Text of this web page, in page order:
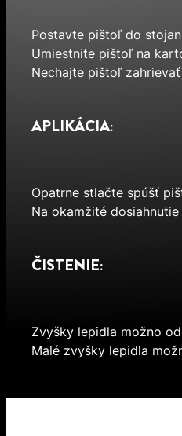
Postavte pištoľ do
Umiestnite pištoľ na
Nechajte pištoľ
APLIKÁCIA:
Opatrne stlačte spúšť
Na okamžité
ČISTENIE:
Zvyšky lepidla možno
Malé zvyšky lepidla